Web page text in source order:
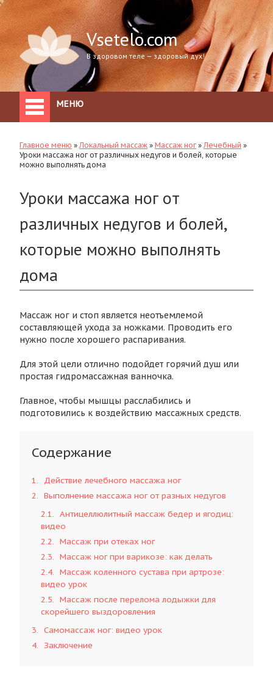
Vsetelo.com
В здоровом теле — здоровый дух!
МЕНЮ
Главное меню »Локальный массаж » Массаж ног »Лечебный »
Уроки массажа ног от различных недугов и болей, которые
можно выполнять дома
Уроки массажа ног от
различных недугов и болей,
которые можно выполнять
дома
Массаж ног и стоп является неотъемлемой
составляющей ухода за ножками. Проводить его
нужно после хорошего распаривания.
Для этой цели отлично подойдет горячий душ или
простая гидромассажная ванночка.
Главное, чтобы мышцы расслабились и
подготовились к воздействию массажных средств.
Содержание
1
Действие лечебного массажа ног
2
Выполнение массажа ног от разных недугов
2.1
Антицеллюлитный массаж бедер и ягодиц:
видео
2.2
Массаж при отеках ног
2.3
Массаж ног при варикозе: как делать
2.4
Массаж коленного сустава при артрозе:
видео урок
2.5
Массаж после перелома лодыжки для
скорейшего выздоровления
3
Самомассаж ног: видео урок
4
Заключение